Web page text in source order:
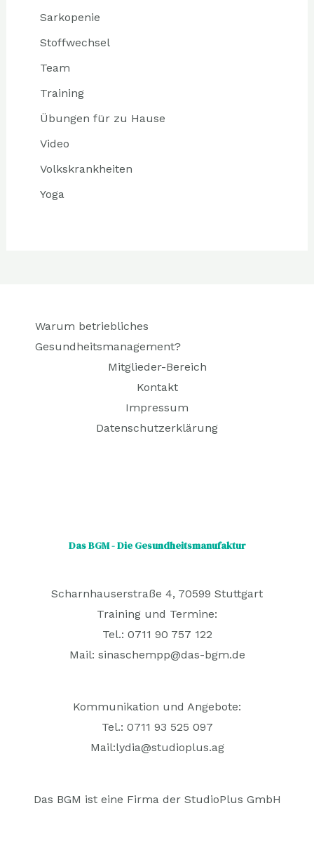
Sarkopenie
Stoffwechsel
Team
Training
Übungen für zu Hause
Video
Volkskrankheiten
Yoga
Warum betriebliches
Gesundheitsmanagement?
Mitglieder-Bereich
Kontakt
Impressum
Datenschutzerklärung
Das BGM - Die Gesundheitsmanufaktur
Scharnhauserstraße 4, 70599 Stuttgart
Training und Termine:
Tel.: 0711 90 757 122
Mail: sinaschempp@das-bgm.de
Kommunikation und Angebote:
Tel.: 0711 93 525 097
Mail:lydia@studioplus.ag
Das BGM ist eine Firma der StudioPlus GmbH